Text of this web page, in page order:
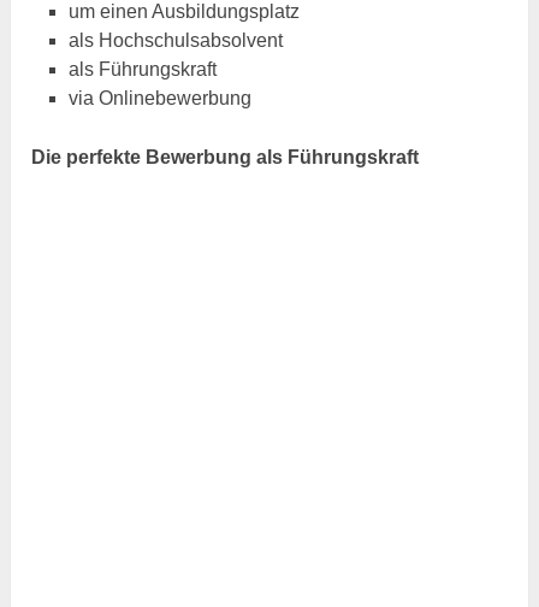
um einen Ausbildungsplatz
als Hochschulsabsolvent
als Führungskraft
via Onlinebewerbung
Die perfekte Bewerbung als Führungskraft